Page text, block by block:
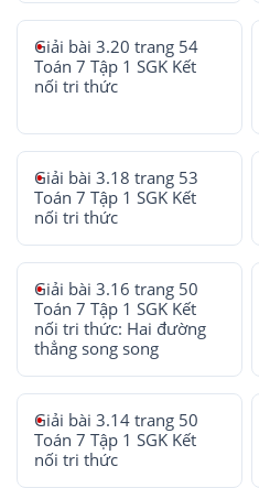
Giải bài 3.20 trang 54
Toán 7 Tập 1 SGK Kết
nối tri thức
Giải bài 3.18 trang 53
Toán 7 Tập 1 SGK Kết
nối tri thức
Giải bài 3.16 trang 50
Toán 7 Tập 1 SGK Kết
nối tri thức: Hai đường
thẳng song song
Giải bài 3.14 trang 50
Toán 7 Tập 1 SGK Kết
nối tri thức